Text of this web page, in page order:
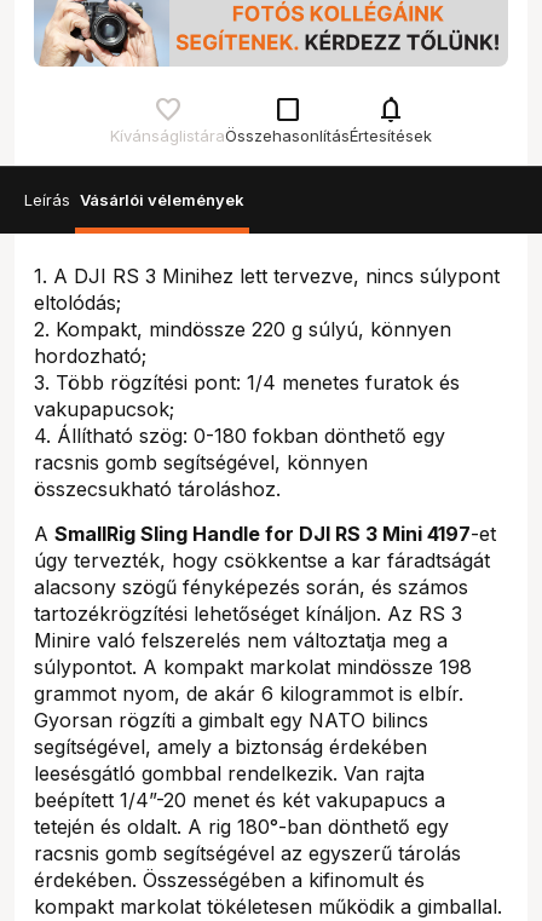
Kívánságlistára
check_box_outline_blank
Összehasonlítás
notifications
Értesítések
Leírás Vásárlói vélemények
1. A DJI RS 3 Minihez lett tervezve, nincs súlypont
eltolódás;
2. Kompakt, mindössze 220 g súlyú, könnyen
hordozható;
3. Több rögzítési pont: 1/4 menetes furatok és
vakupapucsok;
4. Állítható szög: 0-180 fokban dönthető egy
racsnis gomb segítségével, könnyen
összecsukható tároláshoz.
A SmallRig Sling Handle for DJI RS 3 Mini 4197-et
úgy tervezték, hogy csökkentse a kar fáradtságát
alacsony szögű fényképezés során, és számos
tartozékrögzítési lehetőséget kínáljon. Az RS 3
Minire való felszerelés nem változtatja meg a
súlypontot. A kompakt markolat mindössze 198
grammot nyom, de akár 6 kilogrammot is elbír.
Gyorsan rögzíti a gimbalt egy NATO bilincs
segítségével, amely a biztonság érdekében
leesésgátló gombbal rendelkezik. Van rajta
beépített 1/4”-20 menet és két vakupapucs a
tetején és oldalt. A rig 180°-ban dönthető egy
racsnis gomb segítségével az egyszerű tárolás
érdekében. Összességében a kifinomult és
kompakt markolat tökéletesen működik a gimballal.